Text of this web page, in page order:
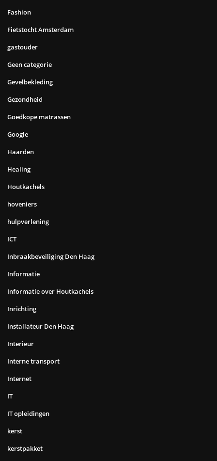
Fashion
Fietstocht Amsterdam
gastouder
Geen categorie
Gevelbekleding
Gezondheid
Goedkope matrassen
Google
Haarden
Healing
Houtkachels
hoveniers
hulpverlening
ICT
Inbraakbeveiliging Den Haag
Informatie
Informatie over Houtkachels
Inrichting
Installateur Den Haag
Interieur
Interne transport
Internet
IT
IT opleidingen
kerst
kerstpakket